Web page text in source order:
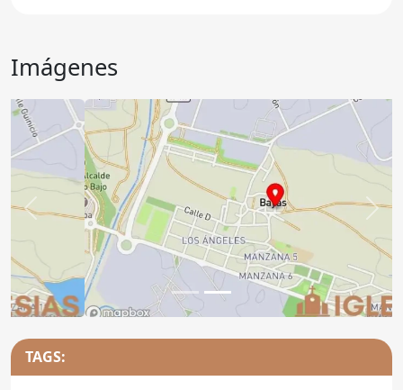
Imágenes
Anterior
TAGS: